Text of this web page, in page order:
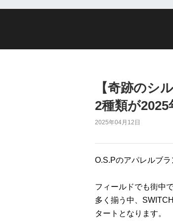
【奇跡のシ
2種類が2025
2025年04月12日
O.S.Pのアパレルブラ
フィールドでも街中
多く揃う中、
タートとなります。